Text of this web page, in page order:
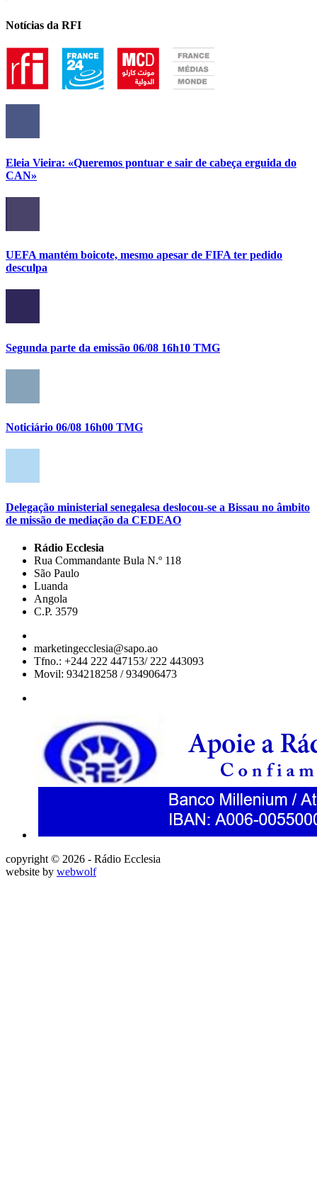
Notícias da RFI
Eleia Vieira: «Queremos pontuar e sair de cabeça erguida do
CAN»
UEFA mantém boicote, mesmo apesar de FIFA ter pedido
desculpa
Segunda parte da emissão 06/08 16h10 TMG
Noticiário 06/08 16h00 TMG
Delegação ministerial senegalesa deslocou-se a Bissau no âmbito
de missão de mediação da CEDEAO
Rádio Ecclesia
Rua Commandante Bula N.º 118
São Paulo
Luanda
Angola
C.P. 3579
marketingecclesia@sapo.ao
Tfno.: +244 222 447153/ 222 443093
Movil: 934218258 / 934906473
copyright © 2026 - Rádio Ecclesia
website by webwolf